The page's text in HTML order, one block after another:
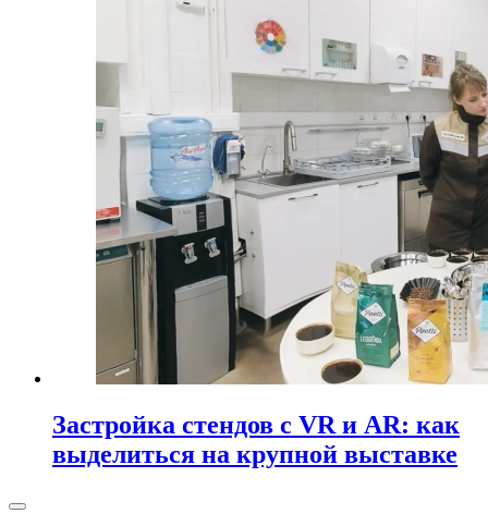
Застройка стендов с VR и AR: как
выделиться на крупной выставке